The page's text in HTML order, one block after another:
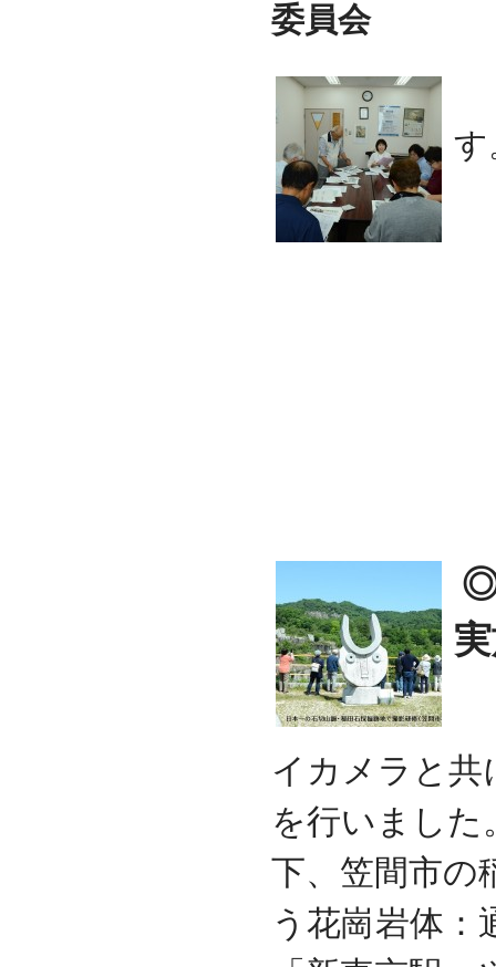
委員会
す
◎
イカメラと共
を行いました
下、笠間市の
う花崗岩体：